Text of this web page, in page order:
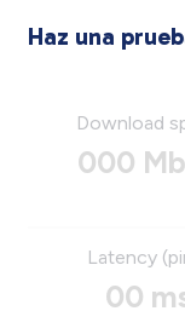
Haz una
Download
000
Latency
00